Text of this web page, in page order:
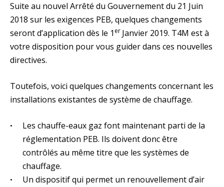
Suite au nouvel Arrêté du Gouvernement du 21 Juin
2018 sur les exigences PEB, quelques changements
seront d’application dès le 1 er Janvier 2019. T4M est à
votre disposition pour vous guider dans ces nouvelles
directives.
Toutefois, voici quelques changements concernant les
installations existantes de système de chauffage.
Les chauffe-eaux gaz font maintenant parti de la
réglementation PEB. Ils doivent donc être
contrôlés au même titre que les systèmes de
chauffage.
Un dispositif qui permet un renouvellement d’air